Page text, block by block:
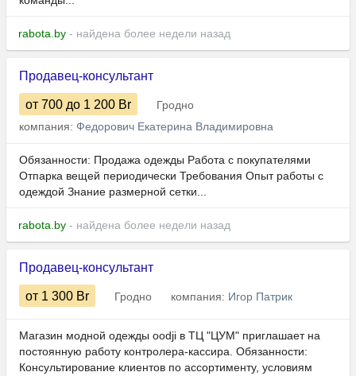
rabota.by - найдена более недели назад
Продавец-консультант
от 700 до 1 200 Br
Гродно
компания: Федорович Екатерина Владимировна
Обязанности: Продажа одежды Работа с покупателями
Отпарка вещей периодически Требования Опыт работы с
одеждой Знание размерной сетки...
rabota.by - найдена более недели назад
Продавец-консультант
от 1 300 Br Гродно компания: Игор Патрик
Магазин модной одежды oodji в ТЦ "ЦУМ" приглашает на
постоянную работу контролера-кассира. Обязанности:
Консультирование клиентов по ассортименту, условиям